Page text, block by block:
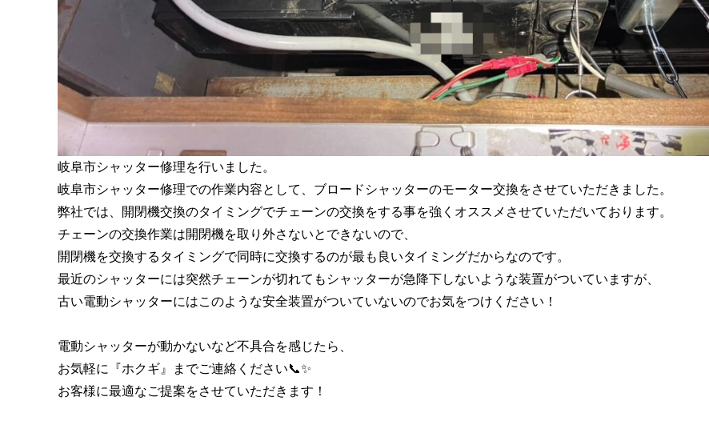
岐阜市シャッター修理を行いました。
岐阜市シャッター修理での作業内容として、ブロードシャッターのモーター交換をさせていただきました。
弊社では、開閉機交換のタイミングでチェーンの交換をする事を強くオススメさせていただいております。
チェーンの交換作業は開閉機を取り外さないとできないので、
開閉機を交換するタイミングで同時に交換するのが最も良いタイミングだからなのです。
最近のシャッターには突然チェーンが切れてもシャッターが急降下しないような装置がついていますが、
古い電動シャッターにはこのような安全装置がついていないのでお気をつけください！
電動シャッターが動かないなど不具合を感じたら、
お気軽に『ホクギ』までご連絡ください📞✨
お客様に最適なご提案をさせていただきます！